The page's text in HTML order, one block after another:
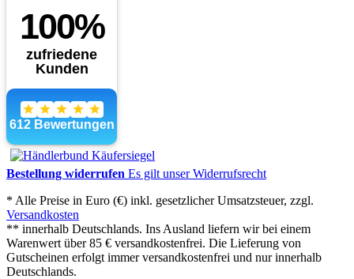
Bestellung widerrufen Es gilt unser Widerrufsrecht
* Alle Preise in Euro (€) inkl. gesetzlicher Umsatzsteuer, zzgl.
Versandkosten
** innerhalb Deutschlands. Ins Ausland liefern wir bei einem
Warenwert über 85 € versandkostenfrei. Die Lieferung von
Gutscheinen erfolgt immer versandkostenfrei und nur innerhalb
Deutschlands.